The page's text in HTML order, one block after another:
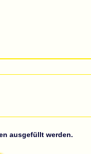
ausgefüllt werden.